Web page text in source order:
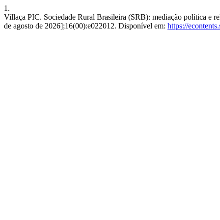
1.
Villaça PIC. Sociedade Rural Brasileira (SRB): mediação política e
de agosto de 2026];16(00):e022012. Disponível em: https://